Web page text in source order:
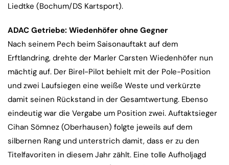
Liedtke (Bochum/DS Kartsport).
ADAC Getriebe: Wiedenhöfer ohne Gegner
Nach seinem Pech beim Saisonauftakt auf dem
Erftlandring, drehte der Marler Carsten Wiedenhöfer nun
mächtig auf. Der Birel-Pilot behielt mit der Pole-Position
und zwei Laufsiegen eine weiße Weste und verkürzte
damit seinen Rückstand in der Gesamtwertung. Ebenso
eindeutig war die Vergabe um Position zwei. Auftaktsieger
Cihan Sömnez (Oberhausen) folgte jeweils auf dem
silbernen Rang und unterstrich damit, dass er zu den
Titelfavoriten in diesem Jahr zählt. Eine tolle Aufholjagd